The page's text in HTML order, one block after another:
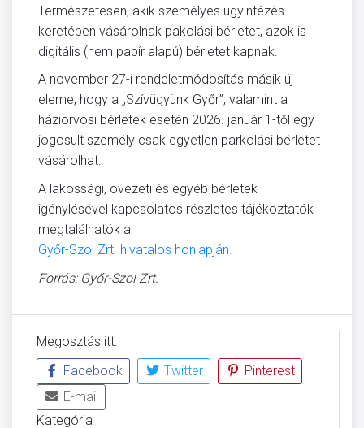
Természetesen, akik személyes ügyintézés
keretében vásárolnak pakolási bérletet, azok is
digitális (nem papír alapú) bérletet kapnak.
A november 27-i rendeletmódosítás másik új
eleme, hogy a „Szívügyünk Győr”, valamint a
háziorvosi bérletek esetén 2026. január 1-től egy
jogosult személy csak egyetlen parkolási bérletet
vásárolhat.
A lakossági, övezeti és egyéb bérletek
igénylésével kapcsolatos részletes tájékoztatók
megtalálhatók a
Győr-Szol Zrt. hivatalos honlapján.
Forrás: Győr-Szol Zrt.
Megosztás itt:
Facebook
Twitter
Pinterest
E-mail
Kategória